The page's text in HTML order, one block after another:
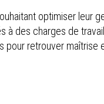
optimiser leur
à des charges de
pour retrouver maîtrise